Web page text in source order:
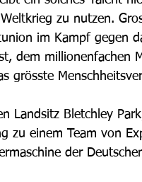
zu nutzen.
im Kampf gegen
dem millionenfachen
grösste
Landsitz Bletchley
zu einem Team von
der